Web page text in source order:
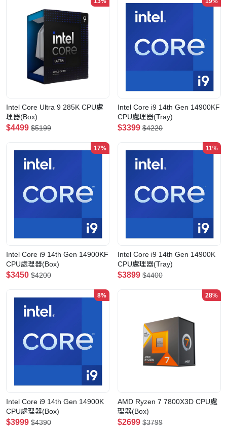
Intel Core Ultra 9 285K CPU處
理器(Box)
$4499 $5199
Intel Core i9 14th Gen 14900KF
CPU處理器(Tray)
$3399 $4220
17%
Intel Core i9 14th Gen 14900KF
CPU處理器(Box)
$3450 $4200
11%
Intel Core i9 14th Gen 14900K
CPU處理器(Tray)
$3899 $4400
8%
Intel Core i9 14th Gen 14900K
CPU處理器(Box)
$3999 $4390
28%
AMD Ryzen 7 7800X3D CPU處
理器(Box)
$2699 $3799